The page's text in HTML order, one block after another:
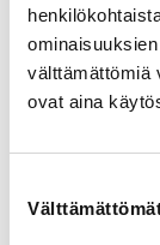
välttämättömiä
ovat aina
valinta
PRICE
0445059940